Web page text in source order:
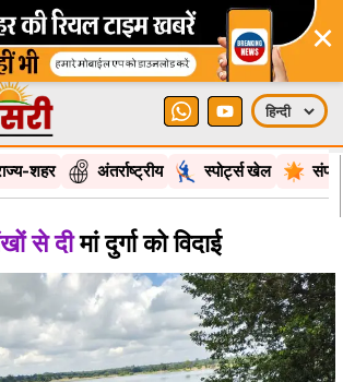
×
शहर अंतर्राष्ट्रीय स्पोर्ट्स खेल
से दीमां दुर्गा को विदाई